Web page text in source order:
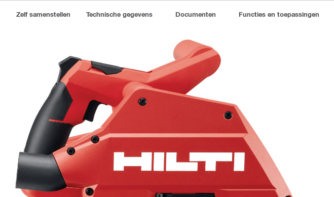
Zelf samenstellen Technische gegevens Documenten Functies en toepassingen